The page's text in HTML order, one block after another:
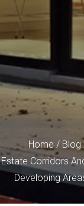
Home / Blog
Estate Corridors
Developing